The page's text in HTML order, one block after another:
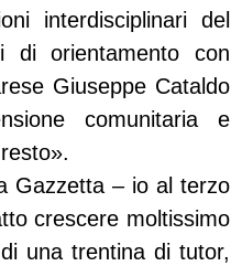
interdisciplinari del
di orientamento con
Giuseppe Cataldo
comunitaria e
Gazzetta – io al terzo
crescere moltissimo
una trentina di tutor,